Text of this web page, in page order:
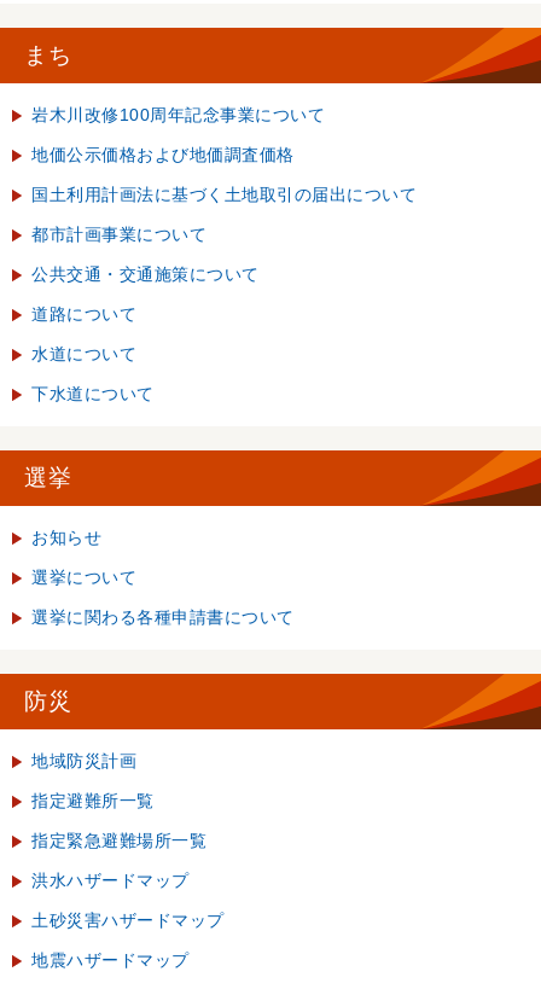
まち
岩木川改修100周年記念事業について
地価公示価格および地価調査価格
国土利用計画法に基づく土地取引の届出について
都市計画事業について
公共交通・交通施策について
道路について
水道について
下水道について
選挙
お知らせ
選挙について
選挙に関わる各種申請書について
防災
地域防災計画
指定避難所一覧
指定緊急避難場所一覧
洪水ハザードマップ
土砂災害ハザードマップ
地震ハザードマップ